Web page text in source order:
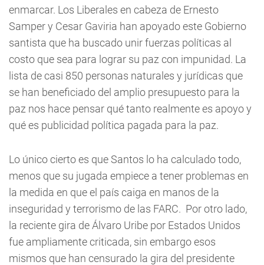
enmarcar. Los Liberales en cabeza de Ernesto
Samper y Cesar Gaviria han apoyado este Gobierno
santista que ha buscado unir fuerzas políticas al
costo que sea para lograr su paz con impunidad. La
lista de casi 850 personas naturales y jurídicas que
se han beneficiado del amplio presupuesto para la
paz nos hace pensar qué tanto realmente es apoyo y
qué es publicidad política pagada para la paz.
Lo único cierto es que Santos lo ha calculado todo,
menos que su jugada empiece a tener problemas en
la medida en que el país caiga en manos de la
inseguridad y terrorismo de las FARC. Por otro lado,
la reciente gira de Álvaro Uribe por Estados Unidos
fue ampliamente criticada, sin embargo esos
mismos que han censurado la gira del presidente